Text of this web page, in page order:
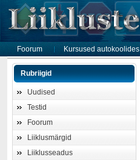
Foorum Kursused autokoolides
Rubriigid
Uudised
Testid
Foorum
Liiklusmärgid
Liiklusseadus